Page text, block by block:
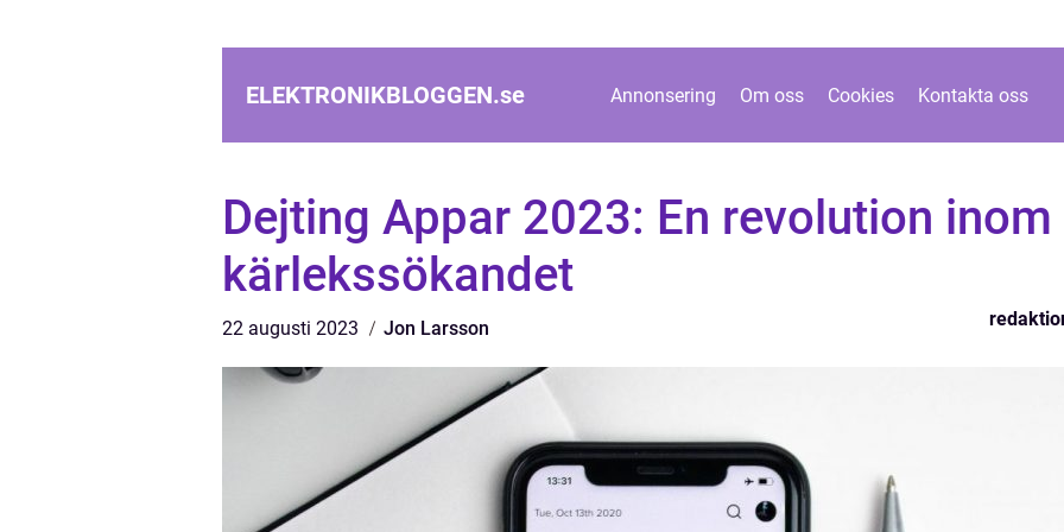
ELEKTRONIKBLOGGEN.se Annonsering Om oss Cookies Kontakta oss
Dejting Appar 2023: En revolution inom
kärlekssökandet
22 augusti 2023 Jon Larsson